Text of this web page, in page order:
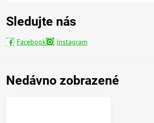
Sledujte nás
Facebook Instagram
Nedávno zobrazené